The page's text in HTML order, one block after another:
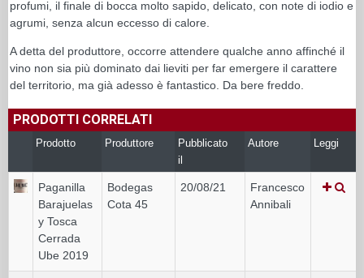
profumi, il finale di bocca molto sapido, delicato, con note di iodio e
agrumi, senza alcun eccesso di calore.
A detta del produttore, occorre attendere qualche anno affinché il
vino non sia più dominato dai lieviti per far emergere il carattere
del territorio, ma già adesso è fantastico. Da bere freddo.
PRODOTTI CORRELATI
Prodotto Produttore
Pubblicato
il
Autore Leggi
Paganilla
Barajuelas
y Tosca
Cerrada
Ube 2019
Bodegas
Cota 45
20/08/21
Francesco
Annibali